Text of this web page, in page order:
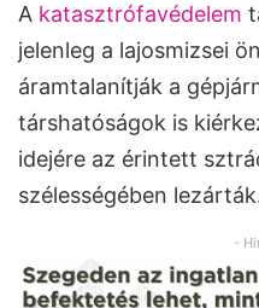
A katasztrófavédelem
jelenleg a lajosmizsei
áramtalanítják a
társhatóságok is
idejére az érintett
szélességében
-